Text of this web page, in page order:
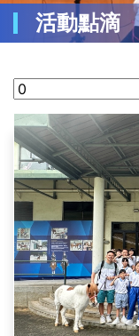
活動點滴